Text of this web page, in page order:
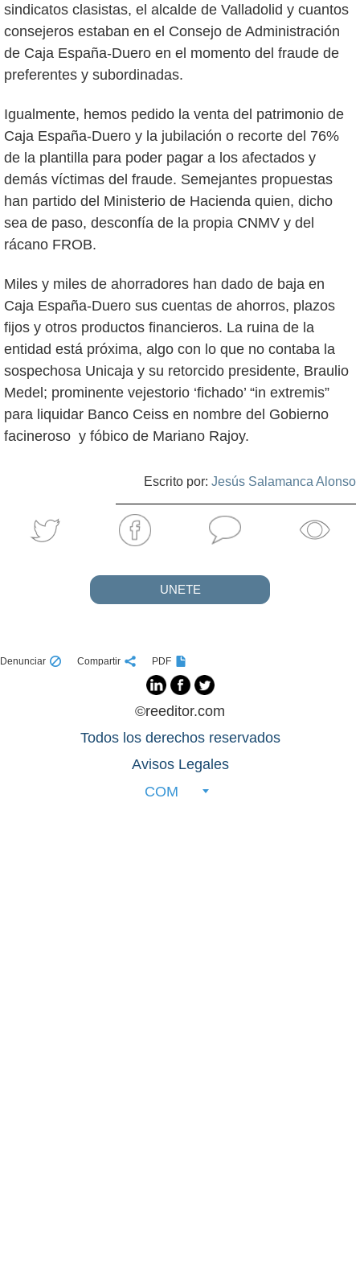
sindicatos clasistas, el alcalde de Valladolid y cuantos
consejeros estaban en el Consejo de Administración
de Caja España-Duero en el momento del fraude de
preferentes y subordinadas.
Igualmente, hemos pedido la venta del patrimonio de
Caja España-Duero y la jubilación o recorte del 76%
de la plantilla para poder pagar a los afectados y
demás víctimas del fraude. Semejantes propuestas
han partido del Ministerio de Hacienda quien, dicho
sea de paso, desconfía de la propia CNMV y del
rácano FROB.
Miles y miles de ahorradores han dado de baja en
Caja España-Duero sus cuentas de ahorros, plazos
fijos y otros productos financieros. La ruina de la
entidad está próxima, algo con lo que no contaba la
sospechosa Unicaja y su retorcido presidente, Braulio
Medel; prominente vejestorio ‘fichado’ “in extremis”
para liquidar Banco Ceiss en nombre del Gobierno
facineroso y fóbico de Mariano Rajoy.
Escrito por: Jesús Salamanca Alonso
UNETE
Denunciar Compartir PDF
©reeditor.com
Todos los derechos reservados
Avisos Legales